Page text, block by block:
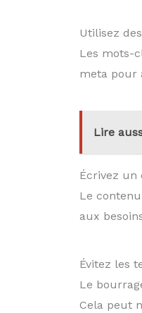
Utilisez
Les mots-
meta pour
Lire
Écrivez un
Le
aux
Évitez les
Le
Cela peut